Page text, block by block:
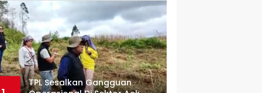
TPL Sesalkan Gangguan